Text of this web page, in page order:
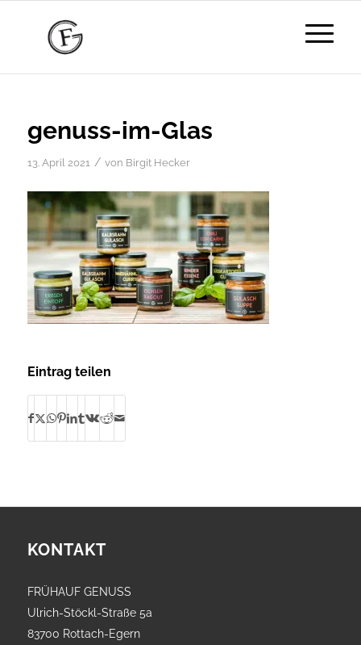
genuss-im-Glas
13. April 2021 / von Birgit Hecker
Eintrag teilen
KONTAKT
FRÜHAUF GENUSS
Ulrich-Stöckl-Straße 5a
83700 Rottach-Egern